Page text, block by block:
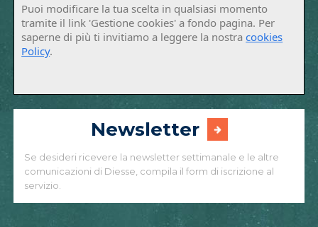
Puoi modificare la tua scelta in qualsiasi momento
tramite il link 'Gestione cookies' a fondo pagina. Per
saperne di più ti invitiamo a leggere la nostracookies
Policy.
Newsletter
Se desideri ricevere la newsletter settimanale e le altre
comunicazioni di Diesse, compila il form di iscrizione al
servizio.